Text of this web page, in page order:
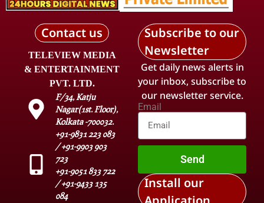
Contact us
TELEVIEW MEDIA
& ENTERTAINMENT
PVT. LTD.
F/34, Katju
Nagar(1st. Floor),
Kolkata -700032.
+91-9831 223 083
/ +91-9903 903
723
+91-9051 833 722
/ +91-9433 135
084
Subscribe to our
Newsletter
Get daily news alerts in
your inbox, subscribe to
our newsletter service.
Email
Send
Install our